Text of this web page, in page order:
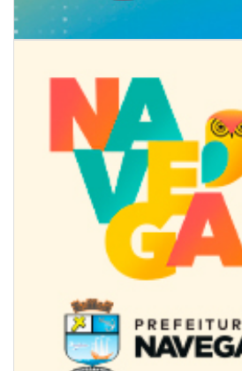
Univali e Câmara de Vereadores de Itajaí
discutir políticas públicas e inovação
BALNEÁRIO CAMBORIÚ